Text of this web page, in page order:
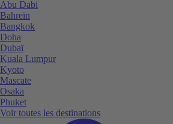
Abu Dabi
Bahreïn
Bangkok
Doha
Dubaï
Kuala Lumpur
Kyoto
Mascate
Osaka
Phuket
Voir toutes les destinations